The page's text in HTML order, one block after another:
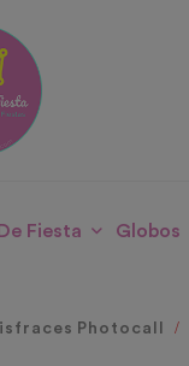
Fiesta Globos
Photocall